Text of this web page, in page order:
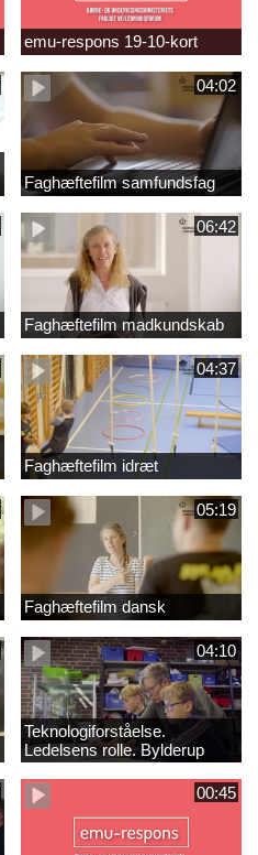
emu-respons 19-10-kort
04:02
Faghæftefilm samfundsfag
06:42
Faghæftefilm madkundskab
04:37
Faghæftefilm idræt
05:19
Faghæftefilm dansk
04:10
Teknologiforståelse.
Ledelsens rolle. Bylderup
Skole
00:45